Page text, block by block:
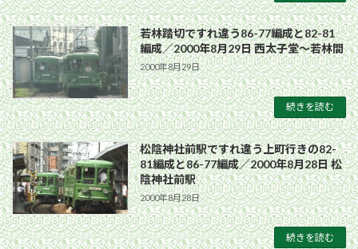
若林踏切ですれ違う86-77編成と82-81
編成／2000年8月29日 西太子堂〜若林間
2000年8月29日
続きを読む
松陰神社前駅ですれ違う上町行きの82-
81編成と86-77編成／2000年8月28日 松
陰神社前駅
2000年8月28日
続きを読む